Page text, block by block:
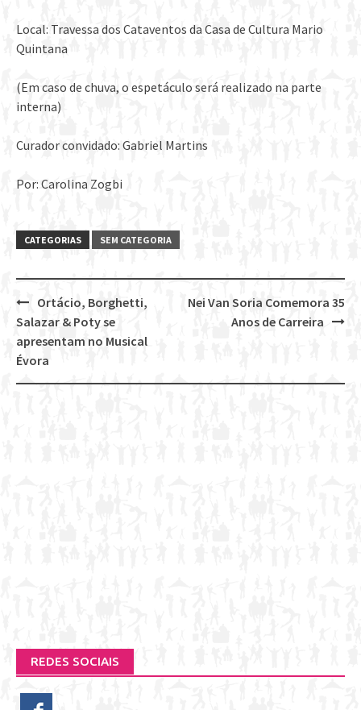
Local: Travessa dos Cataventos da Casa de Cultura Mario
Quintana
(Em caso de chuva, o espetáculo será realizado na parte
interna)
Curador convidado: Gabriel Martins
Por: Carolina Zogbi
CATEGORIAS SEM CATEGORIA
Post
navigation
Nei Van Soria Comemora 35
Anos de Carreira
Ortácio, Borghetti,
Salazar & Poty se
apresentam no Musical
Évora
REDES SOCIAIS